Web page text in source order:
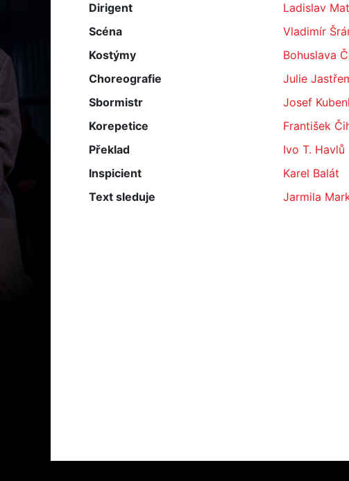
Dirigent
Ladislav
Scéna
Vladimír
Kostýmy
Bohuslava
Choreografie
Julie
Sbormistr
Josef
Korepetice
František
Překlad
Ivo T. Havlů
Inspicient
Karel Balát
Text sleduje
Jarmila